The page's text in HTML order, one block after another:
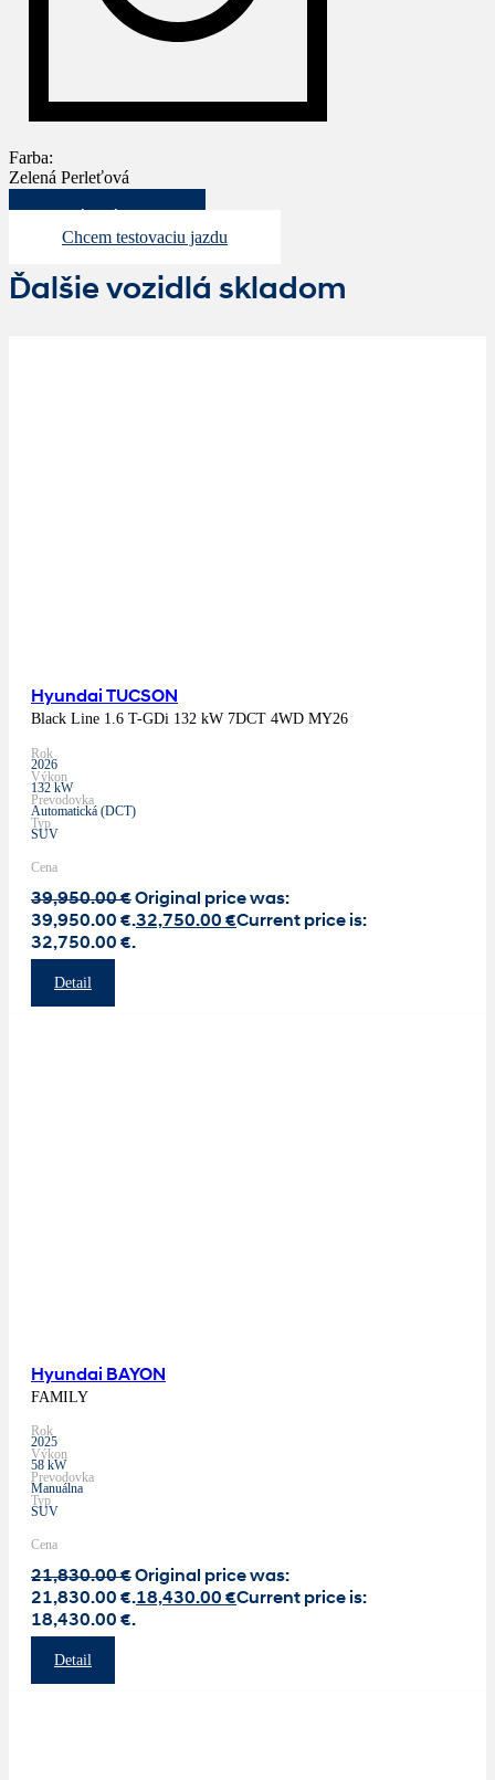
Farba:
Zelená Perleťová
Mám záujem
Chcem testovaciu jazdu
Ďalšie vozidlá skladom
Hyundai TUCSON
Black Line 1.6 T-GDi 132 kW 7DCT 4WD MY26
Rok
2026
Výkon
132 kW
Prevodovka
Automatická (DCT)
Typ
SUV
Cena
39,950.00€Original price was:
39,950.00 €.32,750.00 €Current price is:
32,750.00 €.
Detail
Hyundai BAYON
FAMILY
Rok
2025
Výkon
58 kW
Prevodovka
Manuálna
Typ
SUV
Cena
21,830.00€Original price was:
21,830.00 €.18,430.00 €Current price is:
18,430.00 €.
Detail